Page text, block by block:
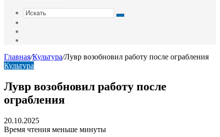
Искать
Главная/Культура/Лувр возобновил работу после ограбления
Культура
Лувр возобновил работу после
ограбления
20.10.2025
Время чтения меньше минуты